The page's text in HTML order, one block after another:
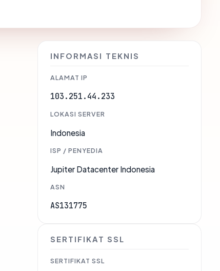
INFORMASI TEKNIS
ALAMAT IP
103.251.44.233
LOKASI SERVER
Indonesia
ISP / PENYEDIA
Jupiter Datacenter Indonesia
ASN
AS131775
SERTIFIKAT SSL
SERTIFIKAT SSL